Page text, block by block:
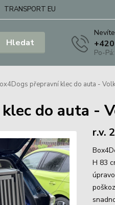
TRANSPORT EU
Hledat
Po-
přepravní klec do auta -
do auta -
r.v.
H 83